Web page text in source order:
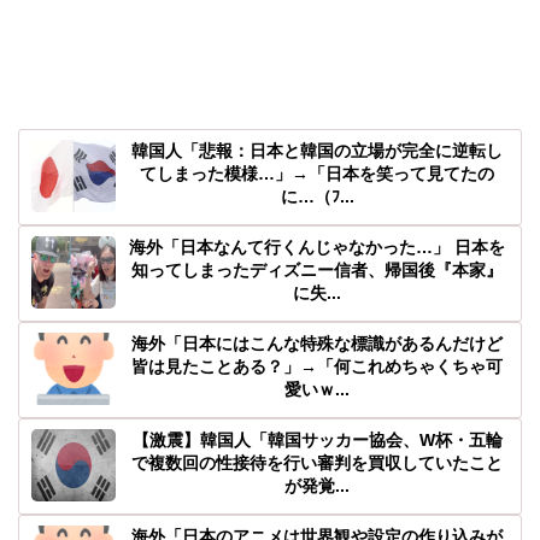
韓国人「悲報：日本と韓国の立場が完全に逆転し
てしまった模様…」→「日本を笑って見てたの
に…（ﾌ...
海外「日本なんて行くんじゃなかった…」 日本を
知ってしまったディズニー信者、帰国後『本家』
に失...
海外「日本にはこんな特殊な標識があるんだけど
皆は見たことある？」→「何これめちゃくちゃ可
愛いｗ...
【激震】韓国人「韓国サッカー協会、W杯・五輪
で複数回の性接待を行い審判を買収していたこと
が発覚...